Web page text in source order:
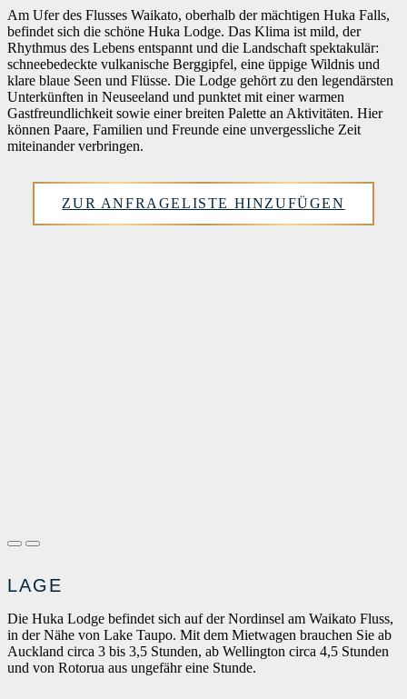
Am Ufer des Flusses Waikato, oberhalb der mächtigen Huka Falls,
befindet sich die schöne Huka Lodge. Das Klima ist mild, der
Rhythmus des Lebens entspannt und die Landschaft spektakulär:
schneebedeckte vulkanische Berggipfel, eine üppige Wildnis und
klare blaue Seen und Flüsse. Die Lodge gehört zu den legendärsten
Unterkünften in Neuseeland und punktet mit einer warmen
Gastfreundlichkeit sowie einer breiten Palette an Aktivitäten. Hier
können Paare, Familien und Freunde eine unvergessliche Zeit
miteinander verbringen.
ZUR ANFRAGELISTE HINZUFÜGEN
LAGE
Die Huka Lodge befindet sich auf der Nordinsel am Waikato Fluss,
in der Nähe von Lake Taupo. Mit dem Mietwagen brauchen Sie ab
Auckland circa 3 bis 3,5 Stunden, ab Wellington circa 4,5 Stunden
und von Rotorua aus ungefähr eine Stunde.